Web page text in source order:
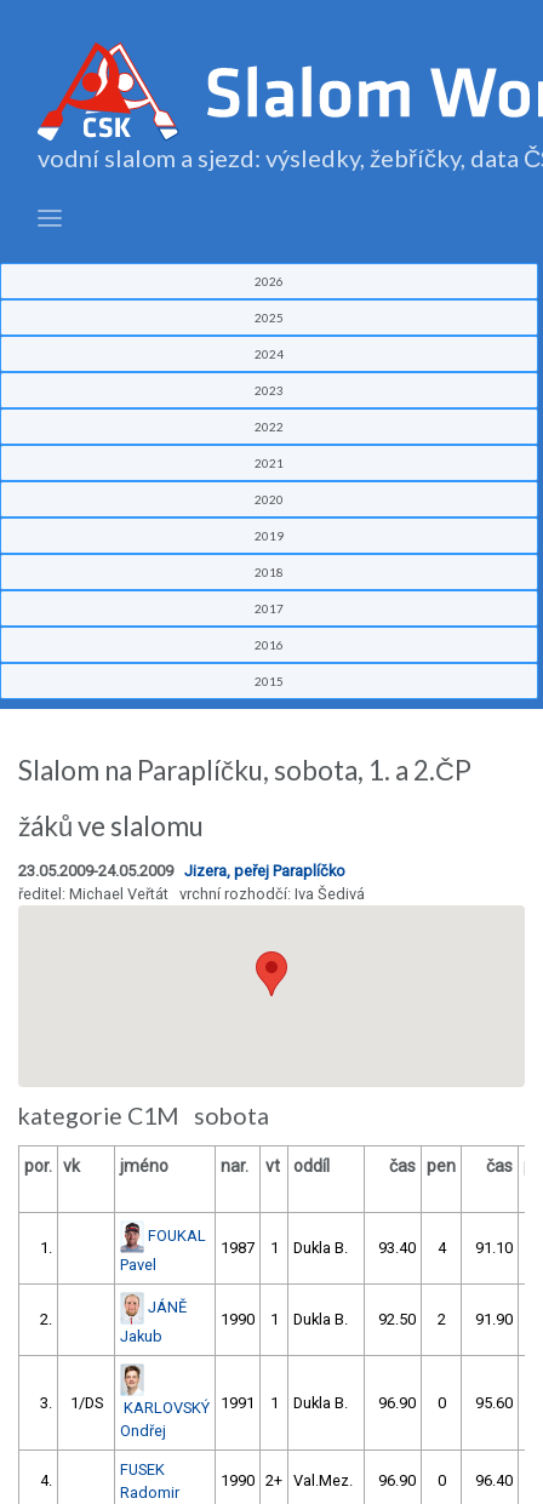
vodní slalom a sjezd: výsledky, žebříčky, data
2026
2025
2024
2023
2022
2021
2020
2019
2018
2017
2016
2015
Slalom na Paraplíčku, sobota, 1. a 2.ČP
žáků ve slalomu
23.05.2009-24.05.2009 Jizera, peřej Paraplíčko
ředitel: Michael Veřtát vrchní rozhodčí: Iva Šedivá
kategorie C1M sobota
por. vk jméno nar. vt oddíl čas pen čas
1.
FOUKAL
Pavel
1987 1 Dukla B. 93.40 4 91.10
2.
JÁNĚ
Jakub
1990 1 Dukla B. 92.50 2 91.90
3. 1/DS
KARLOVSKÝ
Ondřej
1991 1 Dukla B. 96.90 0 95.60
4.
FUSEK
Radomir
1990 2+ Val.Mez. 96.90 0 96.40